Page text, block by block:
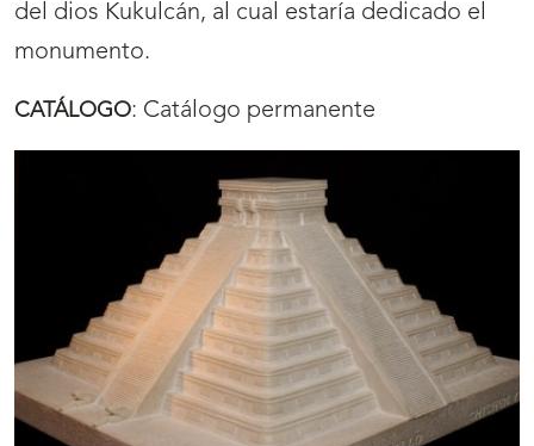
del dios Kukulcán, al cual estaría dedicado el
monumento.
CATÁLOGO: Catálogo permanente